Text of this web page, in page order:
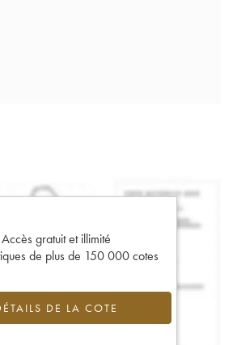
Accès gratuit et illimité
de plus de 150 000 cotes
DE LA COTE